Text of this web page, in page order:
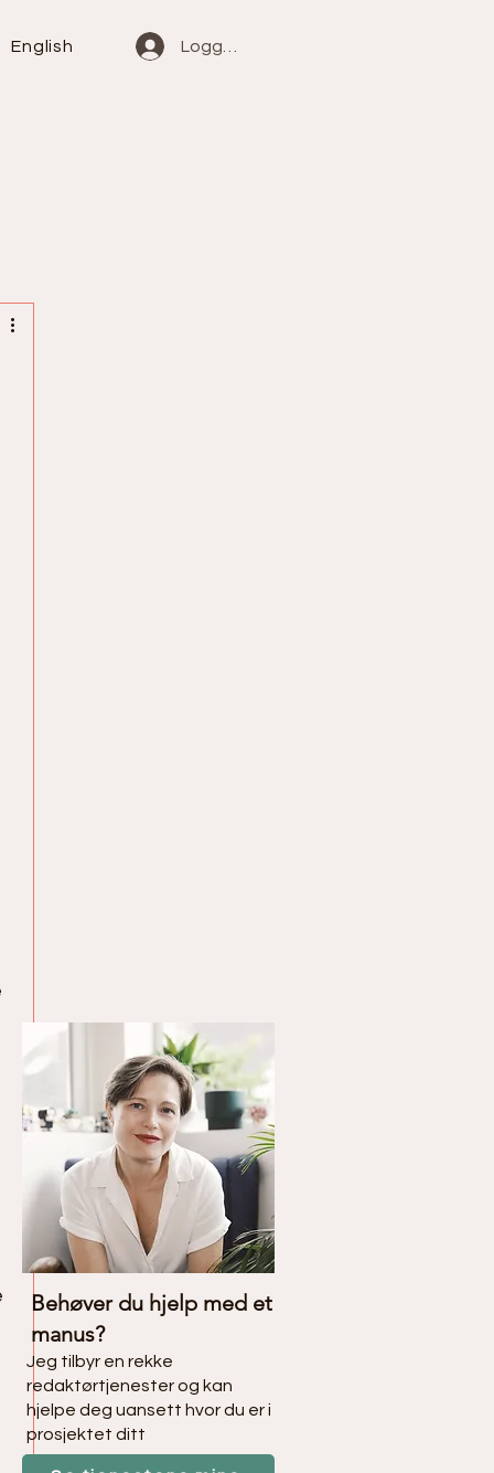
English Logg inn
Behøver du hjelp med et
manus?
Jeg tilbyr en rekke
redaktørtjenester og kan
hjelpe deg uansett hvor du er i
prosjektet ditt